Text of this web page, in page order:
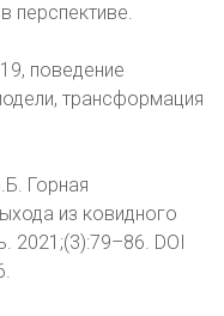
перспективе.
поведение
трансформация
Горная
из ковидного
2021;(3):79–86. DOI